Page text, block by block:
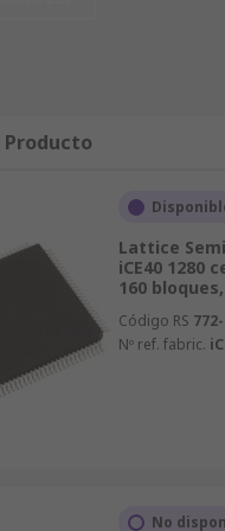
un contacto de
para conectar
en cada encendido
en el dispositivo y
para
y bloques de E/S.
de
digital, dependiendo
integrados (CI)
Producto
Lattice
iCE40 1280
160
Código RS
Nº ref. fabric.
No